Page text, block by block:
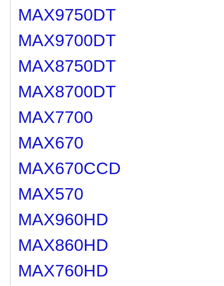
MAX9750DT
MAX9700DT
MAX8750DT
MAX8700DT
MAX7700
MAX670
MAX670CCD
MAX570
MAX960HD
MAX860HD
MAX760HD